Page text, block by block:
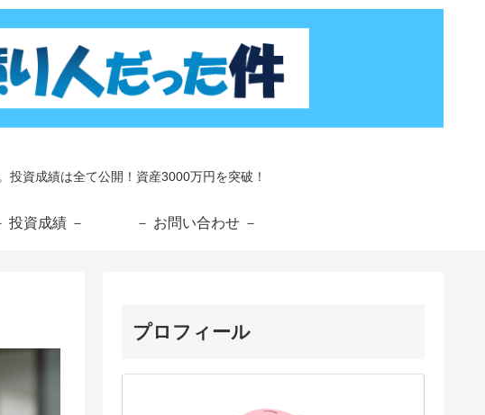
資成績は全て公開！資産3000万円を突破！
投資成績 － － お問い合わせ －
プロフィール